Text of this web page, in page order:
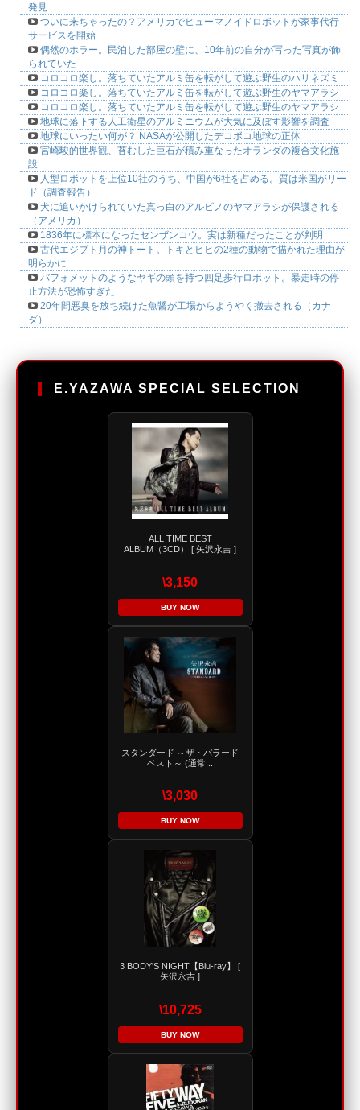
発見
ついに来ちゃったの？アメリカでヒューマノイドロボットが家事代行
サービスを開始
偶然のホラー。民泊した部屋の壁に、10年前の自分が写った写真が飾
られていた
コロコロ楽し。落ちていたアルミ缶を転がして遊ぶ野生のハリネズミ
コロコロ楽し。落ちていたアルミ缶を転がして遊ぶ野生のヤマアラシ
コロコロ楽し。落ちていたアルミ缶を転がして遊ぶ野生のヤマアラシ
地球に落下する人工衛星のアルミニウムが大気に及ぼす影響を調査
地球にいったい何が？ NASAが公開したデコボコ地球の正体
宮崎駿的世界観、苔むした巨石が積み重なったオランダの複合文化施
設
人型ロボットを上位10社のうち、中国が6社を占める。質は米国がリー
ド（調査報告）
犬に追いかけられていた真っ白のアルビノのヤマアラシが保護される
（アメリカ）
1836年に標本になったセンザンコウ。実は新種だったことが判明
古代エジプト月の神トート。トキとヒヒの2種の動物で描かれた理由が
明らかに
バフォメットのようなヤギの頭を持つ四足歩行ロボット。暴走時の停
止方法が恐怖すぎた
20年間悪臭を放ち続けた魚醤が工場からようやく撤去される（カナ
ダ）
E.YAZAWA SPECIAL SELECTION
ALL TIME BEST
ALBUM（3CD） [ 矢沢永吉 ]
\3,150
BUY NOW
スタンダード ～ザ・バラード
ベスト～ (通常...
\3,030
BUY NOW
3 BODY'S NIGHT【Blu-ray】 [
矢沢永吉 ]
\10,725
BUY NOW